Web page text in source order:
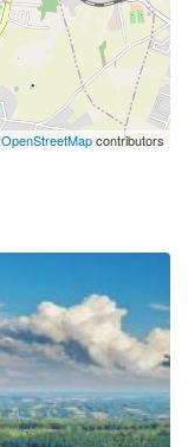
OpenStreetMapcontributors